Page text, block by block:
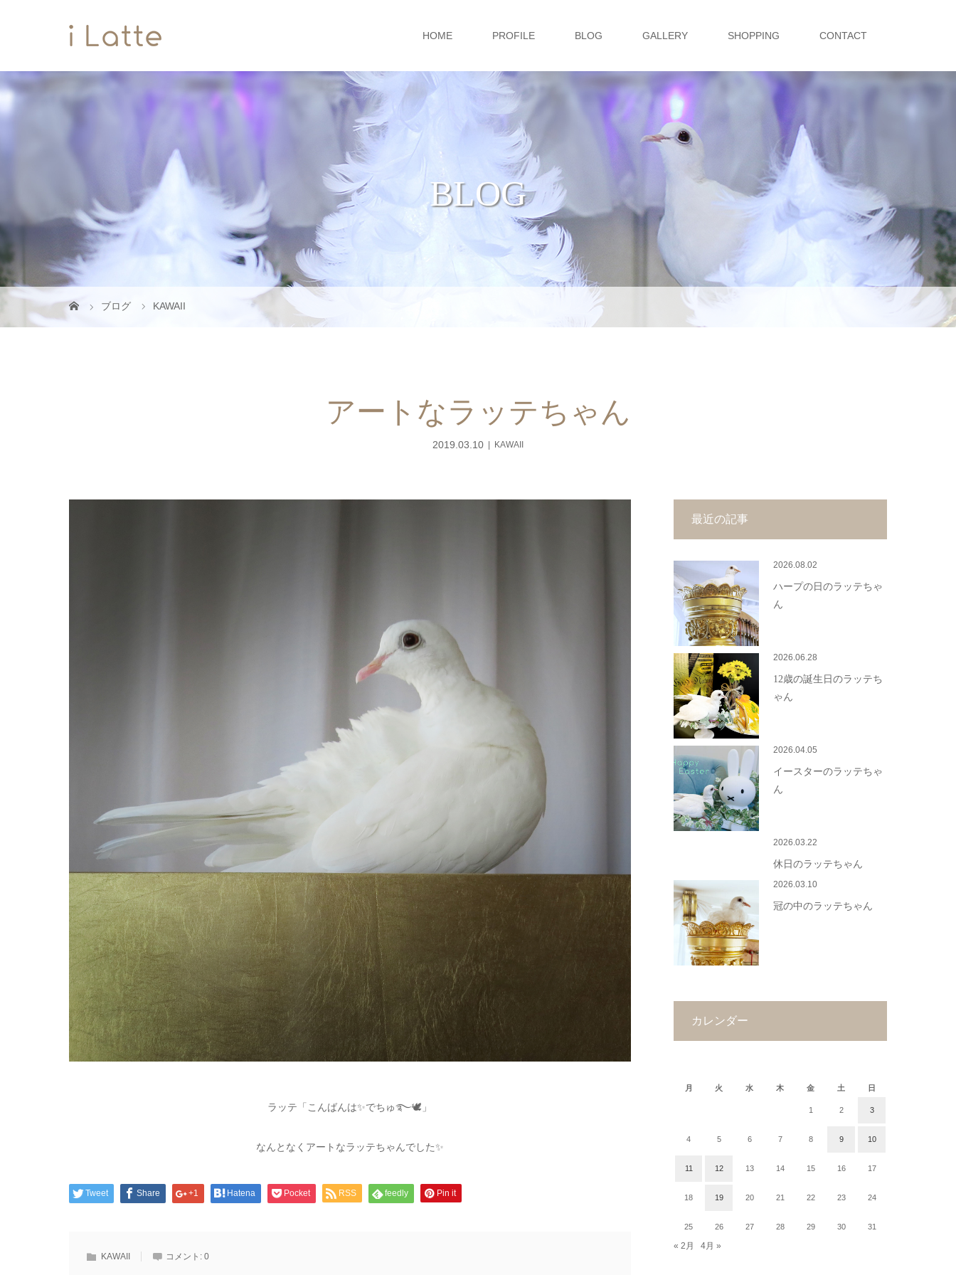
HOME PROFILE BLOG GALLERY SHOPPING CONTACT
BLOG
ブログ KAWAII
アートなラッテちゃん
2019.03.10 KAWAII
ラッテ「こんばんは✨でちゅ࿐🕊」
なんとなくアートなラッテちゃんでした✨
Tweet Share +1 Hatena Pocket RSS feedly Pin it
KAWAII コメント: 0
最近の記事
2026.08.02
ハープの日のラッテちゃ
ん
2026.06.28
12歳の誕生日のラッテち
ゃん
2026.04.05
イースターのラッテちゃ
ん
2026.03.22
休日のラッテちゃん
2026.03.10
冠の中のラッテちゃん
カレンダー
月
火 水 木 金 土 日
1 2 3
4 5 6 7 8 9 10
11 12 13 14 15 16 17
18 19 20 21 22 23 24
25 26 27 28 29 30 31
« 2月 4月 »